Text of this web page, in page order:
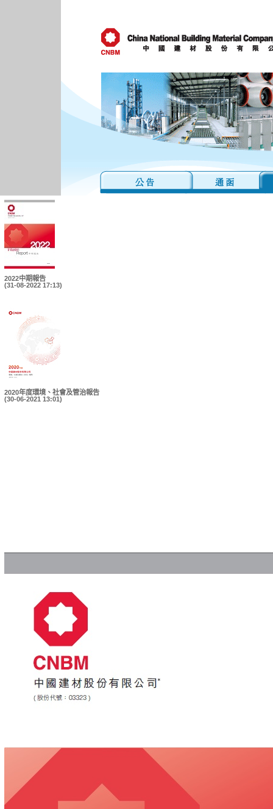
2022中期報告
(31-08-2022 17:13)
2020年度環境、社會及管治報告
(30-06-2021 13:01)